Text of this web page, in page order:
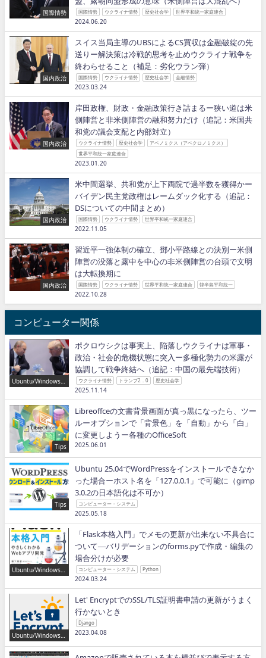
国際情勢 国際情勢 ウクライナ情勢 歴史社会学 世界平和統一家庭連合
2024.06.20
国内政治
スイス当局主導のUBSによるCS買収は金融破綻の先
送りー解決策は冷戦的思考を止めウクライナ戦争を
終わらせること（補足：劣化ウラン弾）
国際情勢 ウクライナ情勢 歴史社会学 金融情勢
2023.03.24
国内政治
岸田政権、財政・金融政策行き詰まるー狭い道は米
側陣営と非米側陣営の融和努力だけ（追記：米国共
和党の議会支配と内部対立）
ウクライナ情勢 歴史社会学
アベノミクス（アベクロノミクス）
世界平和統一家庭連合
2023.01.20
国内政治
米中間選挙、共和党が上下両院で過半数を獲得かー
バイデン民主党政権はレームダック化する（追記：
DSについての中間まとめ）
国際情勢 ウクライナ情勢 世界平和統一家庭連合
2022.11.05
国内政治
習近平一強体制の確立、鄧小平路線との決別ー米側
陣営の没落と露中を中心の非米側陣営の台頭で文明
は大転換期に
国際情勢 ウクライナ情勢 世界平和統一家庭連合 韓半島平和統一
2022.10.28
コンピューター関係
Ubuntu/Windows/P
ポクロウシクは事実上、陥落しウクライナは軍事・
政治・社会的危機状態に突入ー多極化勢力の米露が
協調して戦争終結へ（追記：中国の最先端技術）
ウクライナ情勢 トランプ2．0 歴史社会学
2025.11.14
Tips
Libreoffceの文書背景画面が真っ黒になったら、ツー
ルーオプションで「背景色」を「自動」から「白」
に変更しようー各種のOfficeSoft
2025.06.01
Tips
Ubuntu 25.04でWordPressをインストールできなか
った場合ーホスト名を「127.0.0.1」で可能に（gimp
3.0.2の日本語化は不可か）
コンピューター・システム
2025.05.18
Ubuntu/Windows/P
「Flask本格入門」でメモの更新が出来ない不具合に
ついて―バリデーションのforms.pyで作成・編集の
場合分けが必要
コンピューター・システム Python
2024.03.24
Ubuntu/Windows/P
ython/IT
Let' EncryptでのSSL/TLS証明書申請の更新がうまく
行かないとき
Django
2023.04.08